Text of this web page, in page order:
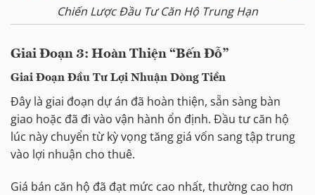
Chiến Lược Đầu Tư Căn Hộ Trung Hạn
Giai Đoạn 3: Hoàn Thiện “Bến Đỗ”
Giai Đoạn Đầu Tư Lợi Nhuận Dòng Tiền
Đây là giai đoạn dự án đã hoàn thiện, sẵn sàng bàn
giao hoặc đã đi vào vận hành ổn định. Đầu tư căn hộ
lúc này chuyển từ kỳ vọng tăng giá vốn sang tập trung
vào lợi nhuận cho thuê.
Giá bán căn hộ đã đạt mức cao nhất, thường cao hơn